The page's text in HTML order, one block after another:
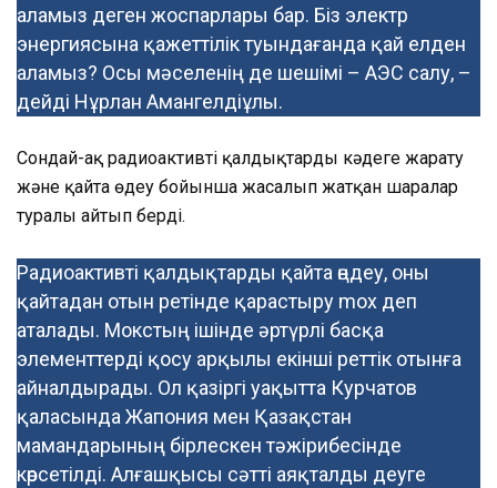
аламыз деген жоспарлары бар. Біз электр
энергиясына қажеттілік туындағанда қай елден
аламыз? Осы мәселенің де шешімі – АЭС салу, –
дейді Нұрлан Амангелдіұлы.
Сондай-ақ радиоактивті қалдықтарды кәдеге жарату
және қайта өңдеу бойынша жасалып жатқан шаралар
туралы айтып берді.
Радиоактивті қалдықтарды қайта өңдеу, оны
қайтадан отын ретінде қарастыру mox деп
аталады. Мокстың ішінде әртүрлі басқа
элементтерді қосу арқылы екінші реттік отынға
айналдырады. Ол қазіргі уақытта Курчатов
қаласында Жапония мен Қазақстан
мамандарының бірлескен тәжірибесінде
көрсетілді. Алғашқысы сәтті аяқталды деуге